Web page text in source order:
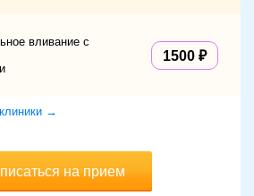
вливание с
1500
→
на прием